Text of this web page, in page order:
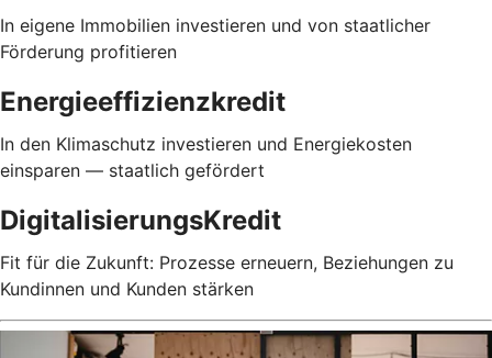
In eigene Immobilien investieren und von staatlicher
Förderung profitieren
Energieeffizienzkredit
In den Klimaschutz investieren und Energiekosten
einsparen — staatlich gefördert
DigitalisierungsKredit
Fit für die Zukunft: Prozesse erneuern, Beziehungen zu
Kundinnen und Kunden stärken